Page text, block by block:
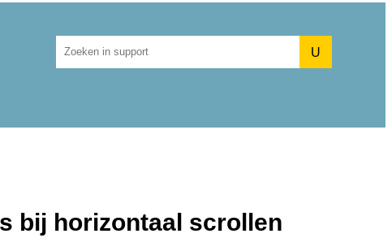
U
bij horizontaal scrollen